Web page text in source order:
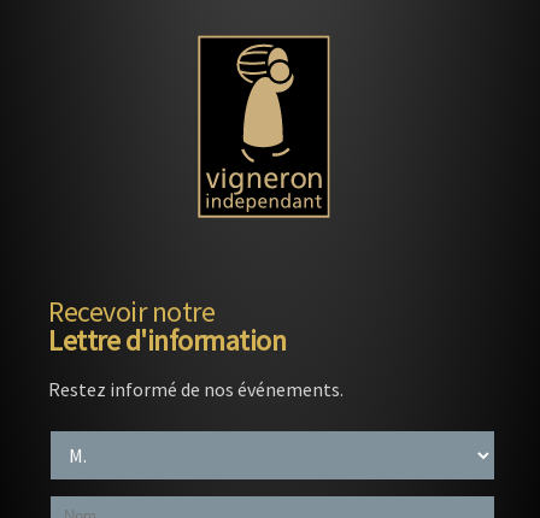
Recevoir notre
Lettre d'information
Restez informé de nos événements.